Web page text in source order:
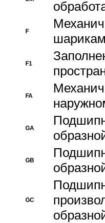
F
шарикам
F1
FA
GA
GB
GC